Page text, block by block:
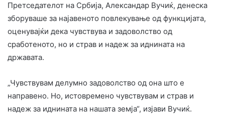
Претседателот на Србија, Александар Вучиќ, денеска
зборуваше за најавеното повлекување од функцијата,
оценувајќи дека чувствува и задоволство од
сработеното, но и страв и надеж за иднината на
државата.
„Чувствувам делумно задоволство од она што е
направено. Но, истовремено чувствувам и страв и
надеж за иднината на нашата земја“, изјави Вучиќ.